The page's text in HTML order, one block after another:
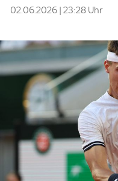
02.06.2026 | 23:28 Uhr